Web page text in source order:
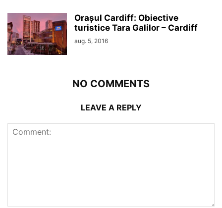
Orașul Cardiff: Obiective
turistice Tara Galilor – Cardiff
aug. 5, 2016
NO COMMENTS
LEAVE A REPLY